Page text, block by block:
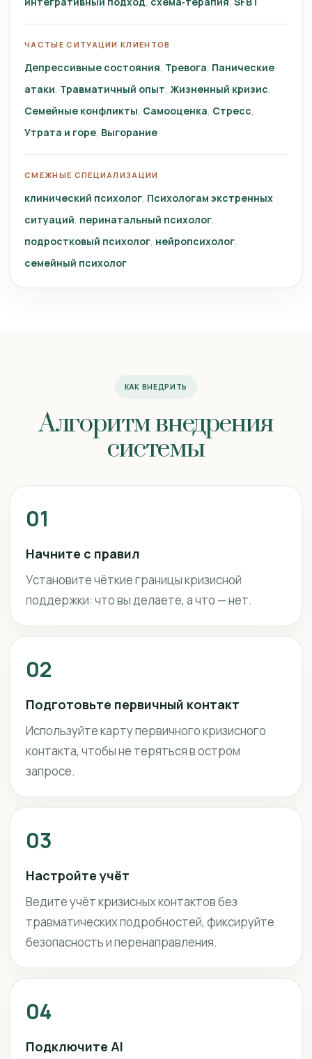
ЧАСТЫЕ СИТУАЦИИ КЛИЕНТОВ
Депрессивные состояния Тревога Панические
атаки Травматичный опыт Жизненный кризис
Семейные конфликты Самооценка Стресс
Утрата и горе Выгорание
СМЕЖНЫЕ СПЕЦИАЛИЗАЦИИ
клинический психолог Психологам экстренных
ситуаций перинатальный психолог
подростковый психолог нейропсихолог
семейный психолог
КАК ВНЕДРИТЬ
Алгоритм внедрения
системы
01
Начните с правил
Установите чёткие границы кризисной
поддержки: что вы делаете, а что — нет.
02
Подготовьте первичный контакт
Используйте карту первичного кризисного
контакта, чтобы не теряться в остром
запросе.
03
Настройте учёт
Ведите учёт кризисных контактов без
травматических подробностей, фиксируйте
безопасность и перенаправления.
04
Подключите AI